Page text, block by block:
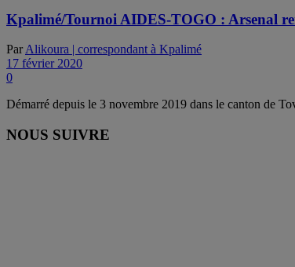
Kpalimé/Tournoi AIDES-TOGO : Arsenal
Par Alikoura | correspondant à Kpalimé
17 février 2020
0
Démarré depuis le 3 novembre 2019 dans le canton de
NOUS SUIVRE